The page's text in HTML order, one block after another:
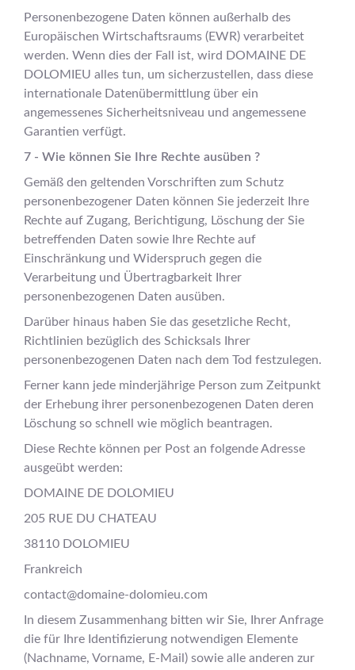
Personenbezogene Daten können außerhalb des
Europäischen Wirtschaftsraums (EWR) verarbeitet
werden. Wenn dies der Fall ist, wird DOMAINE DE
DOLOMIEU alles tun, um sicherzustellen, dass diese
internationale Datenübermittlung über ein
angemessenes Sicherheitsniveau und angemessene
Garantien verfügt.
7 - Wie können Sie Ihre Rechte ausüben ?
Gemäß den geltenden Vorschriften zum Schutz
personenbezogener Daten können Sie jederzeit Ihre
Rechte auf Zugang, Berichtigung, Löschung der Sie
betreffenden Daten sowie Ihre Rechte auf
Einschränkung und Widerspruch gegen die
Verarbeitung und Übertragbarkeit Ihrer
personenbezogenen Daten ausüben.
Darüber hinaus haben Sie das gesetzliche Recht,
Richtlinien bezüglich des Schicksals Ihrer
personenbezogenen Daten nach dem Tod festzulegen.
Ferner kann jede minderjährige Person zum Zeitpunkt
der Erhebung ihrer personenbezogenen Daten deren
Löschung so schnell wie möglich beantragen.
Diese Rechte können per Post an folgende Adresse
ausgeübt werden:
DOMAINE DE DOLOMIEU
205 RUE DU CHATEAU
38110 DOLOMIEU
Frankreich
contact@domaine-dolomieu.com
In diesem Zusammenhang bitten wir Sie, Ihrer Anfrage
die für Ihre Identifizierung notwendigen Elemente
(Nachname, Vorname, E-Mail) sowie alle anderen zur